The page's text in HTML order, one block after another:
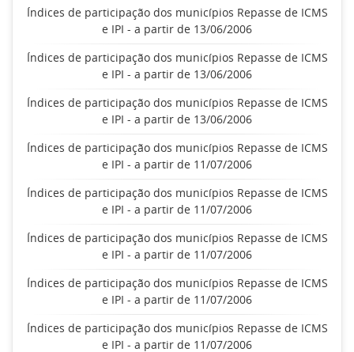
Índices de participação dos municípios Repasse de ICMS
e IPI - a partir de 13/06/2006
Índices de participação dos municípios Repasse de ICMS
e IPI - a partir de 13/06/2006
Índices de participação dos municípios Repasse de ICMS
e IPI - a partir de 13/06/2006
Índices de participação dos municípios Repasse de ICMS
e IPI - a partir de 11/07/2006
Índices de participação dos municípios Repasse de ICMS
e IPI - a partir de 11/07/2006
Índices de participação dos municípios Repasse de ICMS
e IPI - a partir de 11/07/2006
Índices de participação dos municípios Repasse de ICMS
e IPI - a partir de 11/07/2006
Índices de participação dos municípios Repasse de ICMS
e IPI - a partir de 11/07/2006